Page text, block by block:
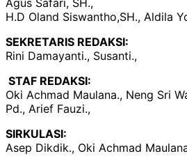
Agus Safari, SH.,
H.D Oland Siswantho,SH., Aldila
SEKRETARIS REDAKSI:
Rini Damayanti., Susanti.,
STAF REDAKSI:
Oki Achmad Maulana., Neng Sri
Pd., Arief Fauzi.,
SIRKULASI:
Asep Dikdik., Oki Achmad